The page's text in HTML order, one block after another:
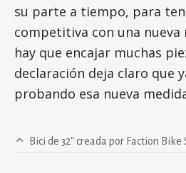
su parte a tiempo, para
competitiva con una nueva
hay que encajar muchas
declaración deja claro que
probando esa nueva
Bici de 32″ creada por Faction Bike